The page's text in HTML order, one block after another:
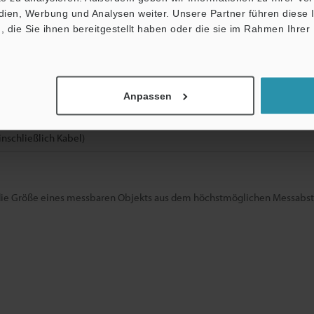
Werbung und Analysen weiter. Unsere Partner führen diese
die Sie ihnen bereitgestellt haben oder die sie im Rahmen Ihrer
Anpassen
4,000 Lux, Sonnenlicht: max. 12,000 Lux
Kabel)
Größe eines messbaren Objekts aus dem höchstmöglichen